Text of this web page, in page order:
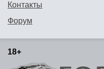
Контакты
Форум
18+